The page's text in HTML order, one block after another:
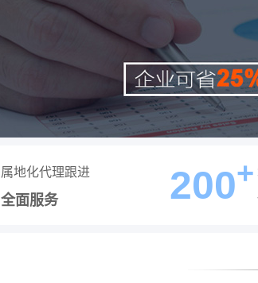
属地化代理跟进
全面服务 200+